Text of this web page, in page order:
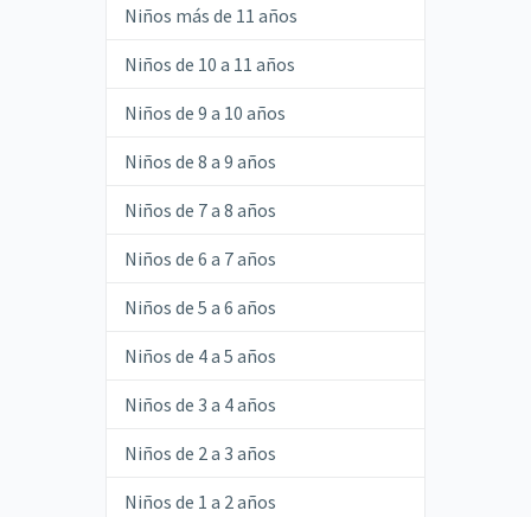
Niños más de 11 años
Niños de 10 a 11 años
Niños de 9 a 10 años
Niños de 8 a 9 años
Niños de 7 a 8 años
Niños de 6 a 7 años
Niños de 5 a 6 años
Niños de 4 a 5 años
Niños de 3 a 4 años
Niños de 2 a 3 años
Niños de 1 a 2 años